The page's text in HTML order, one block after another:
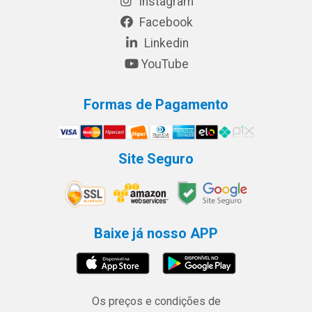
Facebook
Linkedin
YouTube
Formas de Pagamento
Site Seguro
Baixe já nosso APP
Os preços e condições de